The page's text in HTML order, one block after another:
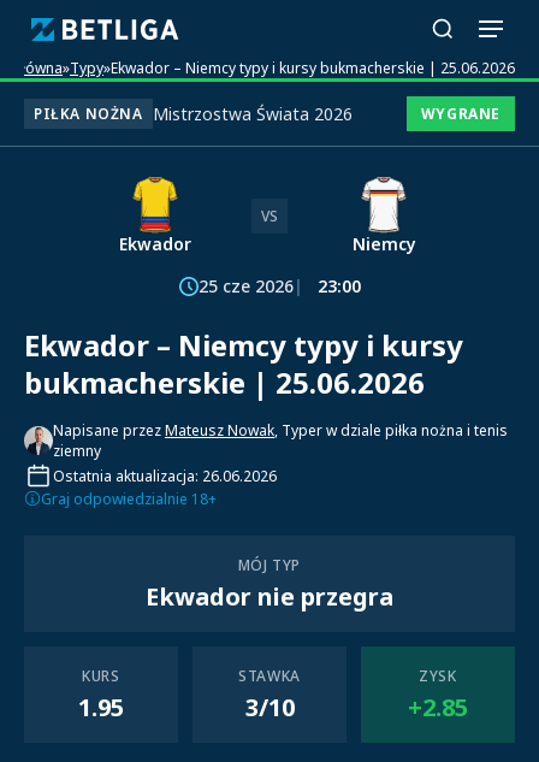
główna»Typy»Ekwador – Niemcy typy i kursy bukmacherskie | 25.06.2026
PIŁKA NOŻNA Mistrzostwa Świata 2026 WYGRANE
Ekwador
VS
Niemcy
25 cze 2026
23:00
Ekwador – Niemcy typy i kursy
bukmacherskie | 25.06.2026
Napisane przezMateusz Nowak, Typer w dziale piłka nożna i tenis
ziemny
Ostatnia aktualizacja: 26.06.2026
Graj odpowiedzialnie 18+
MÓJ TYP
Ekwador nie przegra
KURS
1.95
STAWKA
3/10
ZYSK
+2.85